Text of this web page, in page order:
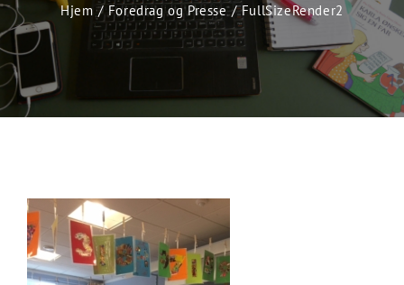
Hjem Foredrag og Presse FullSizeRender2